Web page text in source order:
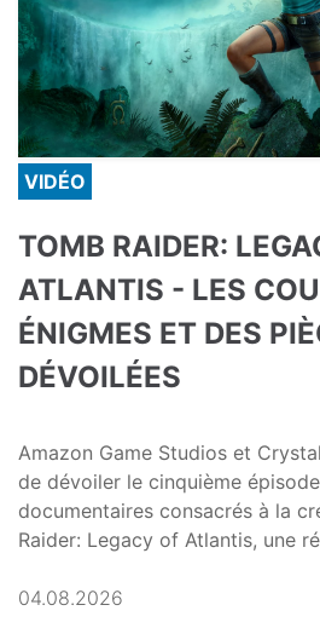
VIDÉO
TOMB RAIDER:
ATLANTIS - LES
ÉNIGMES ET DES
DÉVOILÉES
Amazon Game Studios et
de dévoiler le cinquième
documentaires consacrés à la
Raider: Legacy of Atlantis, une
04.08.2026